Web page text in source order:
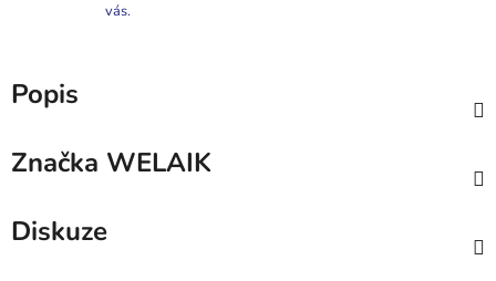
vás.
Popis
Značka WELAIK
Diskuze